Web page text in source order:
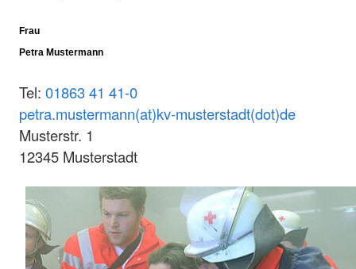
Frau
Petra Mustermann
Tel: 01863 41 41-0
petra.mustermann(at)kv-musterstadt(dot)de
Musterstr. 1
12345 Musterstadt